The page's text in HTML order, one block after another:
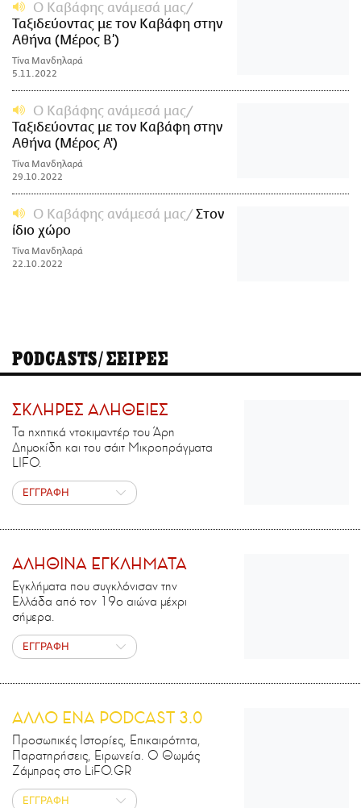
Ο Καβάφης ανάμεσά μας
Ταξιδεύοντας με τον Καβάφη στην
Αθήνα (Mέρος Β’)
Τίνα Μανδηλαρά
5.11.2022
Ο Καβάφης ανάμεσά μας
Ταξιδεύοντας με τον Καβάφη στην
Αθήνα (Μέρος Α')
Τίνα Μανδηλαρά
29.10.2022
Ο Καβάφης ανάμεσά μας
Στον
ίδιο χώρο
Τίνα Μανδηλαρά
22.10.2022
PODCASTS/ΣΕΙΡΕΣ
ΣΚΛΗΡΕΣ ΑΛΗΘΕΙΕΣ
Τα ηχητικά ντοκιμαντέρ του Άρη
Δημοκίδη και του σάιτ Μικροπράγματα
LIFO.
ΕΓΓΡΑΦΗ
ΑΛΗΘΙΝΑ ΕΓΚΛΗΜΑΤΑ
Εγκλήματα που συγκλόνισαν την
Ελλάδα από τον 19ο αιώνα μέχρι
σήμερα.
ΕΓΓΡΑΦΗ
ΑΛΛΟ ΕΝΑ PODCAST 3.0
Προσωπικές Ιστορίες, Επικαιρότητα,
Παρατηρήσεις, Ειρωνεία. Ο Θωμάς
Ζάμπρας στο LiFO.GR
ΕΓΓΡΑΦΗ